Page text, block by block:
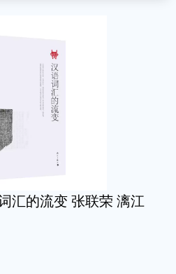
汇的流变 张联荣 漓江